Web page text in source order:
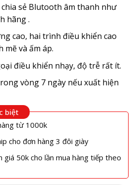
sẻ Blutooth âm thanh như
hãng .
cao, hai trình điều khiển cao
mẽ và ấm áp.
điều khiển nhạy, độ trễ rất ít.
vòng 7 ngày nếu xuất hiện
biệt
từ 1000k
cho đơn hàng 3 đôi giày
giá 50k cho lần mua hàng tiếp theo